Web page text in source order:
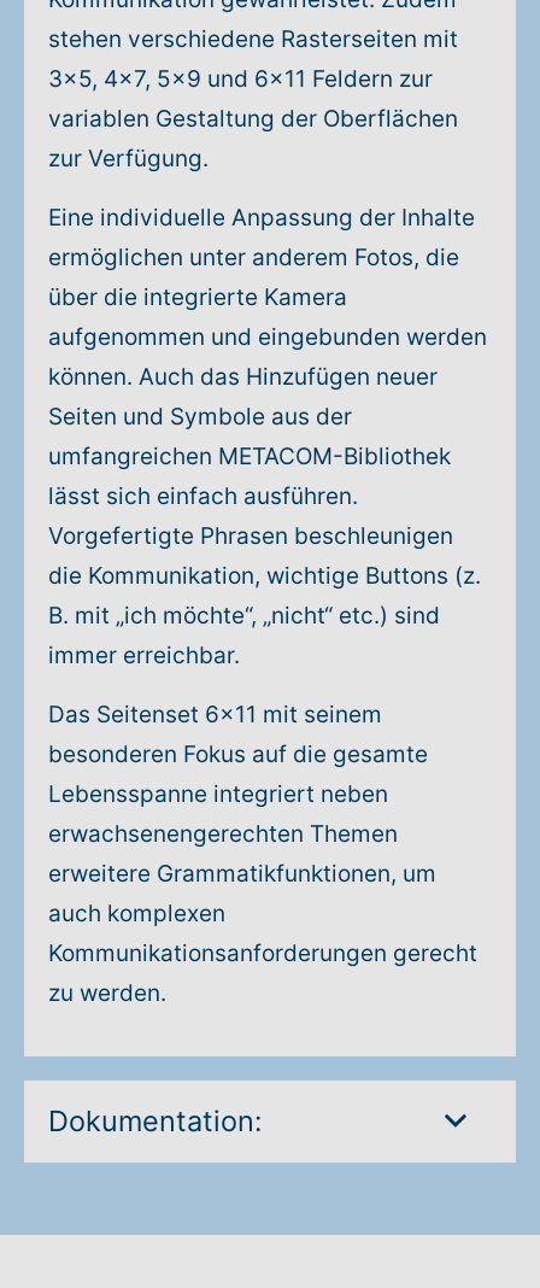
stehen verschiedene Rasterseiten mit
3x5, 4x7, 5x9 und 6x11 Feldern zur
variablen Gestaltung der Oberflächen
zur Verfügung.
Eine individuelle Anpassung der Inhalte
ermöglichen unter anderem Fotos, die
über die integrierte Kamera
aufgenommen und eingebunden werden
können. Auch das Hinzufügen neuer
Seiten und Symbole aus der
umfangreichen METACOM-Bibliothek
lässt sich einfach ausführen.
Vorgefertigte Phrasen beschleunigen
die Kommunikation, wichtige Buttons (z.
B. mit „ich möchte“, „nicht“ etc.) sind
immer erreichbar.
Das Seitenset 6x11 mit seinem
besonderen Fokus auf die gesamte
Lebensspanne integriert neben
erwachsenengerechten Themen
erweitere Grammatikfunktionen, um
auch komplexen
Kommunikationsanforderungen gerecht
zu werden.
Dokumentation: